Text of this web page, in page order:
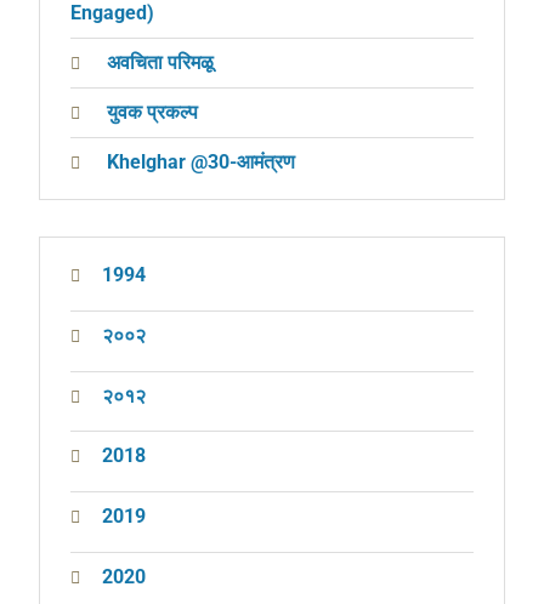
Engaged)
अवचिता परिमळू
युवक प्रकल्प
Khelghar @30-आमंत्रण
1994
२००२
२०१२
2018
2019
2020